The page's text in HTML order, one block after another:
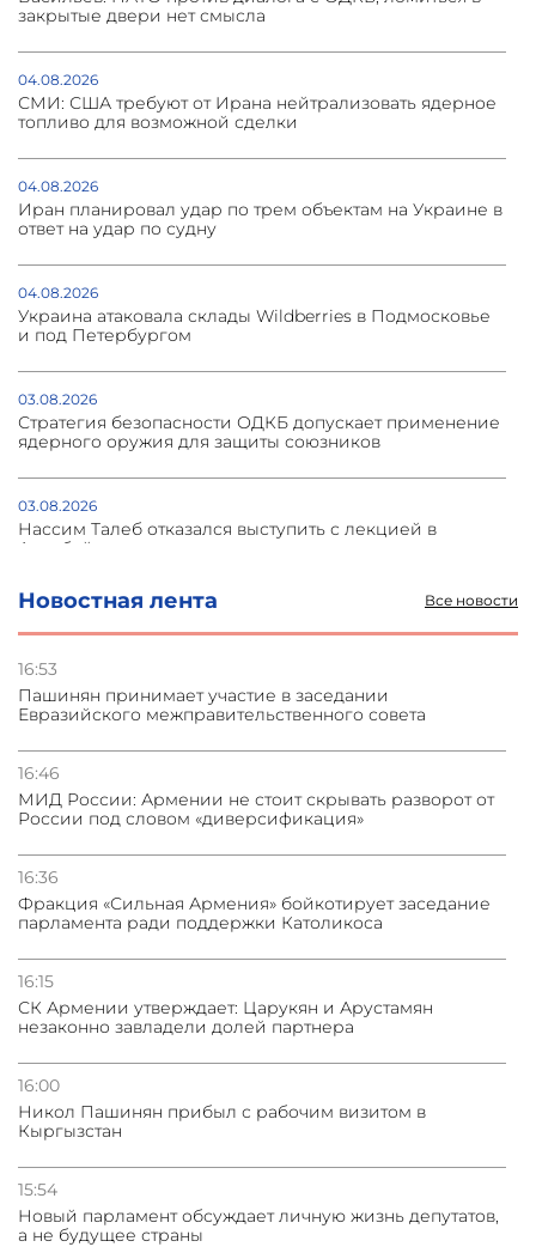
Новостная лента Все новости
16:53
Пашинян принимает участие в заседании
Евразийского межправительственного совета
16:46
МИД России: Армении не стоит скрывать разворот от
России под словом «диверсификация»
16:36
Фракция «Сильная Армения» бойкотирует заседание
парламента ради поддержки Католикоса
16:15
СК Армении утверждает: Царукян и Арустамян
незаконно завладели долей партнера
16:00
Никол Пашинян прибыл с рабочим визитом в
Кыргызстан
15:54
Новый парламент обсуждает личную жизнь депутатов,
а не будущее страны
закрытые двери нет смысла
04.08.2026
СМИ: США требуют от Ирана нейтрализовать ядерное
топливо для возможной сделки
04.08.2026
Иран планировал удар по трем объектам на Украине в
ответ на удар по судну
04.08.2026
Украина атаковала склады Wildberries в Подмосковье
и под Петербургом
03.08.2026
Стратегия безопасности ОДКБ допускает применение
ядерного оружия для защиты союзников
03.08.2026
Нассим Талеб отказался выступить с лекцией в
Азербайджане
31.07.2026
Сотрудничество и очереди – детали визита главы
31.07.2026
31.07.2026
условии прекращения огня